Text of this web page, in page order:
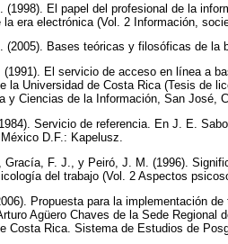
(1998). El papel del profesional de la
la era electrónica (Vol. 2 Información,
(2005). Bases teóricas y filosóficas de
(1991). El servicio de acceso en línea a
la Universidad de Costa Rica (Tesis de
y Ciencias de la Información, San José,
Servicio de referencia. En J. E.
D.F.: Kapelusz.
Gracía, F. J., y Peiró, J. M. (1996).
del trabajo (Vol. 2 Aspectos
Propuesta para la implementación
Agüero Chaves de la Sede
Costa Rica. Sistema de Estudios de